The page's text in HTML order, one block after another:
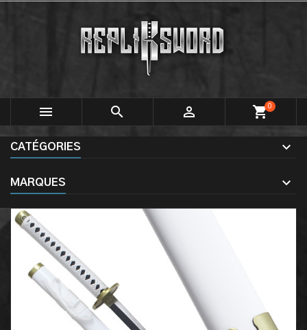
   shopping_cart0
CATÉGORIES
MARQUES